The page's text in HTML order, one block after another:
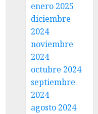
enero 2025
diciembre
2024
noviembre
2024
octubre 2024
septiembre
2024
agosto 2024